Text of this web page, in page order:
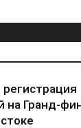
на Гранд-